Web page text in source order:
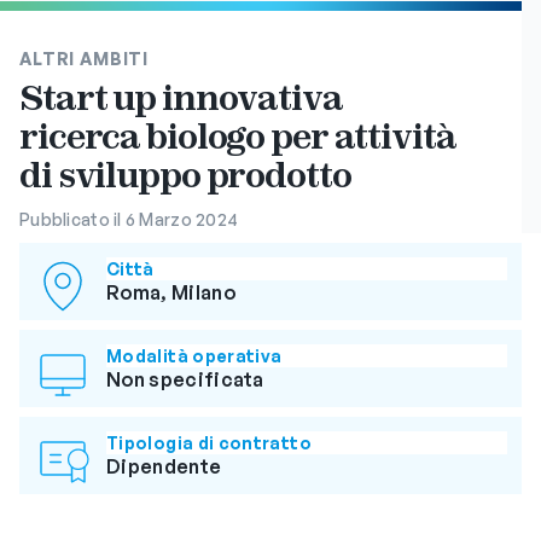
ALTRI AMBITI
Start up innovativa
ricerca biologo per attività
di sviluppo prodotto
Pubblicato il 6 Marzo 2024
Città
Roma, Milano
Modalità operativa
Non specificata
Tipologia di contratto
Dipendente